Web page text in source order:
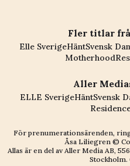
Fler titlar
Elle SverigeHäntSvensk
Motherhood
Aller
ELLE SverigeHäntSvensk
För prenumerationsärenden,
Åsa Liliegren ©
Allas är en del av Aller Media AB,
Stockholm.